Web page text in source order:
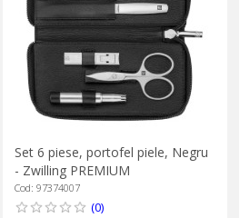
Set 6 piese, portofel piele, Negru
- Zwilling PREMIUM
Cod: 97374007
(0)